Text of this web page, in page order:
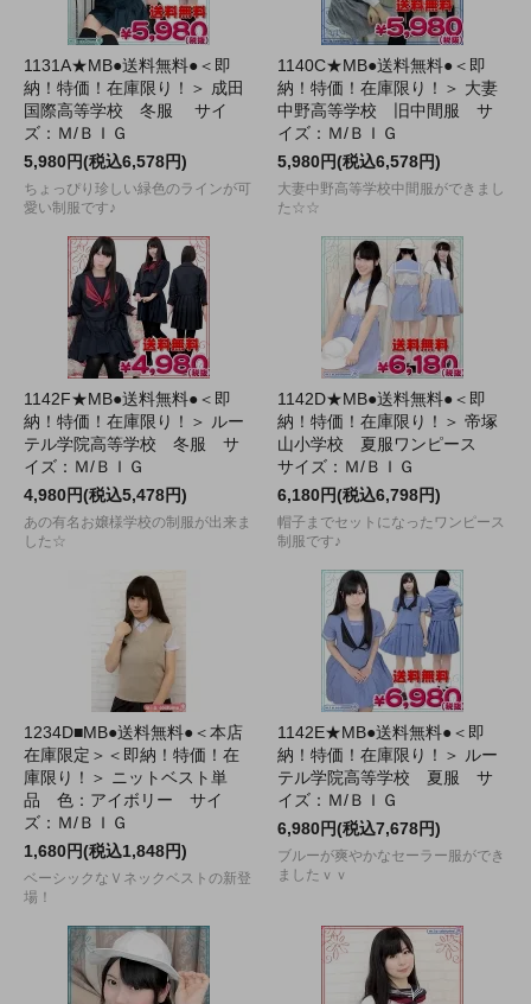
1131A★MB●送料無料●＜即
納！特価！在庫限り！＞ 成田
国際高等学校 冬服 サイ
ズ：Ｍ/ＢＩＧ
5,980円(税込6,578円)
ちょっぴり珍しい緑色のラインが可
愛い制服です♪
1140C★MB●送料無料●＜即
納！特価！在庫限り！＞ 大妻
中野高等学校 旧中間服 サ
イズ：Ｍ/ＢＩＧ
5,980円(税込6,578円)
大妻中野高等学校中間服ができまし
た☆☆
1142F★MB●送料無料●＜即
納！特価！在庫限り！＞ ルー
テル学院高等学校 冬服 サ
イズ：Ｍ/ＢＩＧ
4,980円(税込5,478円)
あの有名お嬢様学校の制服が出来ま
した☆
1142D★MB●送料無料●＜即
納！特価！在庫限り！＞ 帝塚
山小学校 夏服ワンピース
サイズ：Ｍ/ＢＩＧ
6,180円(税込6,798円)
帽子までセットになったワンピース
制服です♪
1234D■MB●送料無料●＜本店
在庫限定＞＜即納！特価！在
庫限り！＞ ニットベスト単
品 色：アイボリー サイ
ズ：Ｍ/ＢＩＧ
1,680円(税込1,848円)
ベーシックなＶネックベストの新登
場！
1142E★MB●送料無料●＜即
納！特価！在庫限り！＞ ルー
テル学院高等学校 夏服 サ
イズ：Ｍ/ＢＩＧ
6,980円(税込7,678円)
ブルーが爽やかなセーラー服ができ
ましたｖｖ